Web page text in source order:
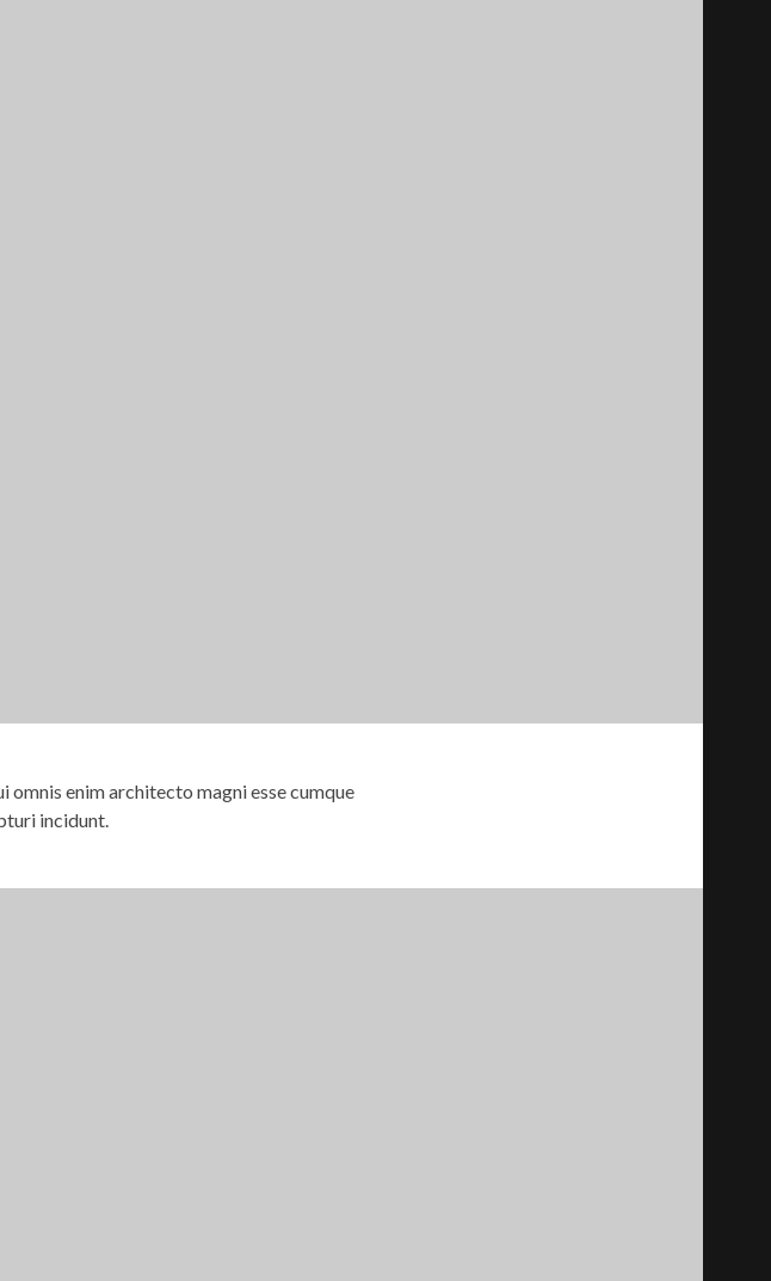
omnis enim architecto magni esse cumque
incidunt.